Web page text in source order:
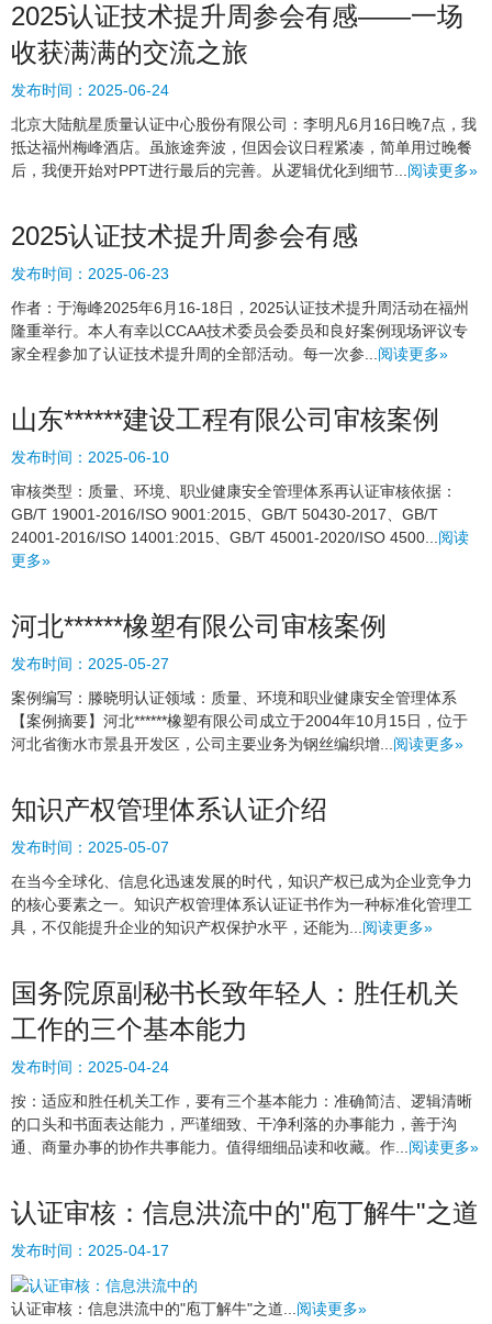
2025认证技术提升周参会有感——一场
收获满满的交流之旅
发布时间： 2025-06-24
北京大陆航星质量认证中心股份有限公司：李明凡6月16日晚7点，我
抵达福州梅峰酒店。虽旅途奔波，但因会议日程紧凑，简单用过晚餐
后，我便开始对PPT进行最后的完善。从逻辑优化到细节... 阅读更多»
2025认证技术提升周参会有感
发布时间： 2025-06-23
作者：于海峰2025年6月16-18日，2025认证技术提升周活动在福州
隆重举行。本人有幸以CCAA技术委员会委员和良好案例现场评议专
家全程参加了认证技术提升周的全部活动。每一次参... 阅读更多»
山东******建设工程有限公司审核案例
发布时间： 2025-06-10
审核类型：质量、环境、职业健康安全管理体系再认证审核依据：
GB/T 19001-2016/ISO 9001:2015、GB/T 50430-2017、GB/T
24001-2016/ISO 14001:2015、GB/T 45001-2020/ISO 4500... 阅读
更多»
河北******橡塑有限公司审核案例
发布时间： 2025-05-27
案例编写：滕晓明认证领域：质量、环境和职业健康安全管理体系
【案例摘要】河北******橡塑有限公司成立于2004年10月15日，位于
河北省衡水市景县开发区，公司主要业务为钢丝编织增... 阅读更多»
知识产权管理体系认证介绍
发布时间： 2025-05-07
在当今全球化、信息化迅速发展的时代，知识产权已成为企业竞争力
的核心要素之一。知识产权管理体系认证证书作为一种标准化管理工
具，不仅能提升企业的知识产权保护水平，还能为... 阅读更多»
国务院原副秘书长致年轻人：胜任机关
工作的三个基本能力
发布时间： 2025-04-24
按：适应和胜任机关工作，要有三个基本能力：准确简洁、逻辑清晰
的口头和书面表达能力，严谨细致、干净利落的办事能力，善于沟
通、商量办事的协作共事能力。值得细细品读和收藏。作... 阅读更多»
认证审核：信息洪流中的"庖丁解牛"之道
发布时间： 2025-04-17
认证审核：信息洪流中的"庖丁解牛"之道... 阅读更多»